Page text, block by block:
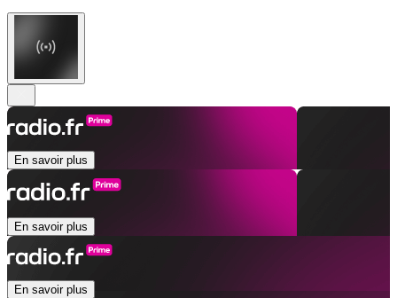
En savoir plus
En savoir plus
En savoir plus